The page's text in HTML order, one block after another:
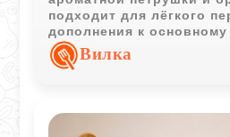
подходит для лёгкого
дополнения к
сочетание ингредиентов
сохранить их
Вилка